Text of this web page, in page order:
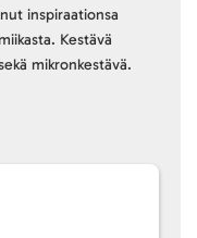
inspiraationsa
Kestävä
mikronkestävä.